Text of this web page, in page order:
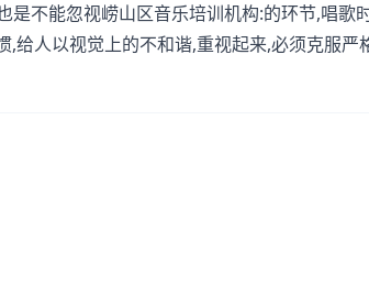
不能忽视崂山区音乐培训机构:的环节,唱歌
人以视觉上的不和谐,重视起来,必须克服严